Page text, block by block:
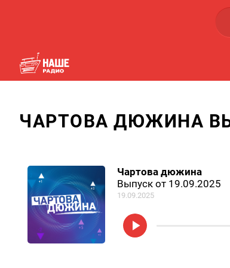
ЧАРТОВА ДЮЖИНА
Чартова дюжина
Выпуск от 19.09.2025
19.09.2025